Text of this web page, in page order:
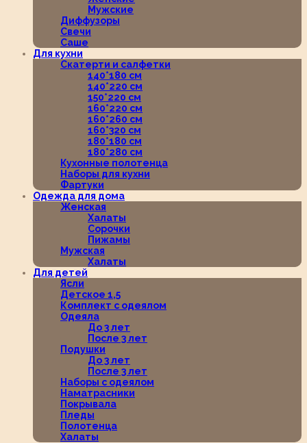
Мужские
Диффузоры
Свечи
Саше
Для кухни
Скатерти и салфетки
140*180 см
140*220 см
150*220 см
160*220 см
160*260 см
160*320 см
180*180 см
180*280 см
Кухонные полотенца
Наборы для кухни
Фартуки
Одежда для дома
Женская
Халаты
Сорочки
Пижамы
Мужская
Халаты
Для детей
Ясли
Детское 1,5
Комплект с одеялом
Одеяла
До 3 лет
После 3 лет
Подушки
До 3 лет
После 3 лет
Наборы с одеялом
Наматрасники
Покрывала
Пледы
Полотенца
Халаты